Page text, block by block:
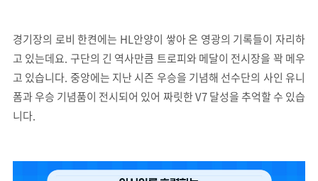
경기장의 로비 한켠에는 HL안양이 쌓아 온 영광의 기록들이 자리하
고 있는데요. 구단의 긴 역사만큼 트로피와 메달이 전시장을 꽉 메우
고 있습니다. 중앙에는 지난 시즌 우승을 기념해 선수단의 사인 유니
폼과 우승 기념품이 전시되어 있어 짜릿한 V7 달성을 추억할 수 있습
니다.